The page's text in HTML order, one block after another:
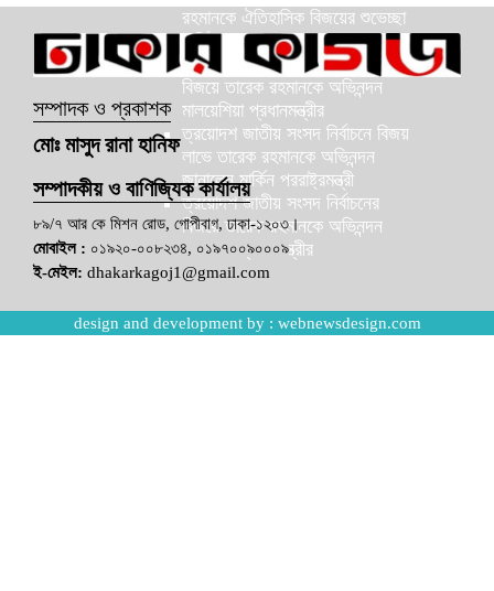
রহমানকে ঐতিহাসিক বিজয়ের শুভেচ্ছা
মার্কিন দূতাবাসের
ত্রয়োদশ জাতীয় সংসদ নির্বাচনের
বিজয়ে তারেক রহমানকে অভিনন্দন
মালয়েশিয়া প্রধানমন্ত্রীর
ত্রয়োদশ জাতীয় সংসদ নির্বাচনে বিজয়
লাভে তারেক রহমানকে অভিনন্দন
জানালেন মার্কিন পররাষ্ট্রমন্ত্রী
ত্রয়োদশ জাতীয় সংসদ নির্বাচনের
বিজয়ে তারেক রহমানকে অভিনন্দন
নেপালের প্রধানমন্ত্রীর
সম্পাদক ও প্রকাশক
মোঃ মাসুদ রানা হানিফ
সম্পাদকীয় ও বাণিজ্যিক কার্যালয়
৮৯/৭ আর কে মিশন রোড, গোপীবাগ, ঢাকা-১২০৩।
মোবাইল : ০১৯২০-০০৮২৩৪, ০১৯৭০০৯০০০৯
ই-মেইল: dhakarkagoj1@gmail.com
design and development by : webnewsdesign.com